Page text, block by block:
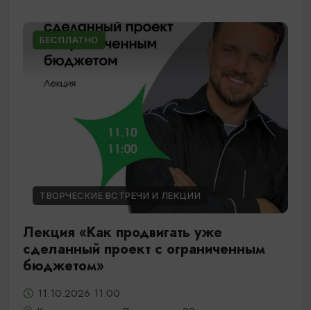
БЕСПЛАТНО
ТВОРЧЕСКИЕ ВСТРЕЧИ И ЛЕКЦИИ
Лекция «Как продвигать уже
сделанный проект с ограниченным
бюджетом»
11.10.2026 11:00